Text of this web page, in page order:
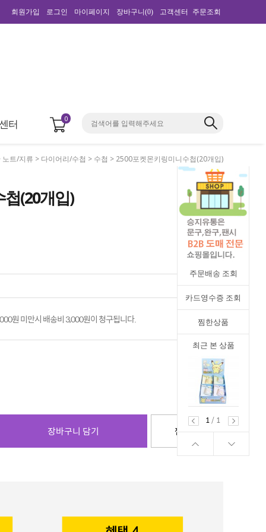
회원가입 로그인 마이페이지 장바구니(0) 고객센터 주문조회
터 0
주문배송 조회
카드영수증 조회
찜한상품
최근 본 상품
1
/ 1
노트/지류 > 다이어리/수첩 > 수첩 > 2500포켓몬키링미니수첩(20개입)
(20개입)
원 미만시 배송비 3,000원이 청구됩니다.
장바구니 담기 찜하기